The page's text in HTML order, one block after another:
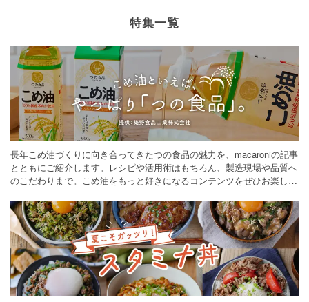
特集一覧
長年こめ油づくりに向き合ってきたつの食品の魅力を、macaroniの記事
とともにご紹介します。レシピや活用術はもちろん、製造現場や品質へ
のこだわりまで。こめ油をもっと好きになるコンテンツをぜひお楽しみ